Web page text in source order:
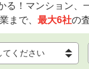
る！マンション、
まで、 最大6社の